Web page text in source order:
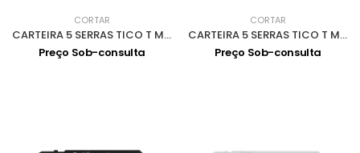
CORTAR
CARTEIRA 5 SERRAS TICO T MET/ALU 76mm A-85743
Preço Sob-consulta
CORTAR
CARTEIRA 5 SERRAS TICO T MADEIRA/METAL A-85765
Preço Sob-consulta